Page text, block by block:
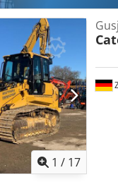
1 / 17